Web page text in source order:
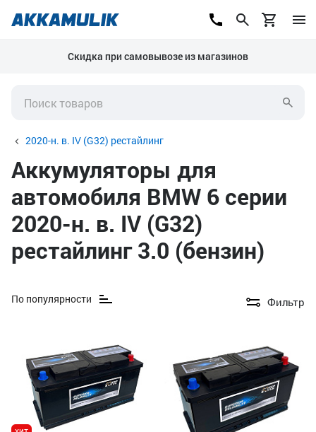
Скидка при самовывозе из магазинов
2020-н. в. IV (G32) рестайлинг
Аккумуляторы для
автомобиля BMW 6 серии
2020-н. в. IV (G32)
рестайлинг 3.0 (бензин)
По популярности Фильтр